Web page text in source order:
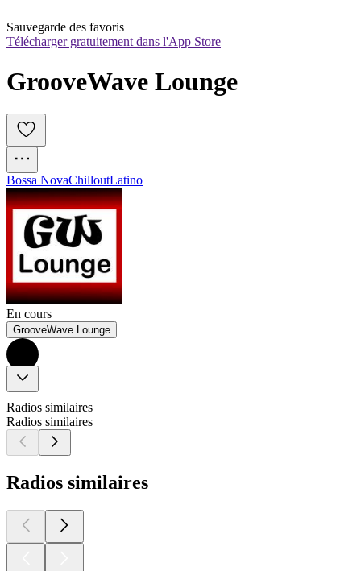
Sauvegarde des favoris
Télécharger gratuitement dans l'App Store
GrooveWave Lounge
Bossa NovaChilloutLatino
En cours
GrooveWave Lounge
Radios similaires
Radios similaires
Radios similaires